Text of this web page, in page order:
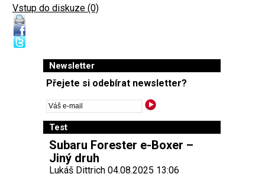
Vstup do diskuze (0)
Newsletter
Přejete si odebírat newsletter?
Test
Subaru Forester e-Boxer –
Jiný druh
Lukáš Dittrich 04.08.2025 13:06